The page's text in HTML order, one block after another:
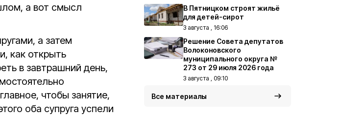
а вот смысл
а затем
как открыть
в завтрашний день,
чтобы занятие,
оба супруга успели
В Пятницком строят жильё
для детей-сирот
3 августа , 16:06
Решение Совета депутатов
Волоконовского
муниципального округа №
273 от 29 июля 2026 года
3 августа , 09:10
Все материалы